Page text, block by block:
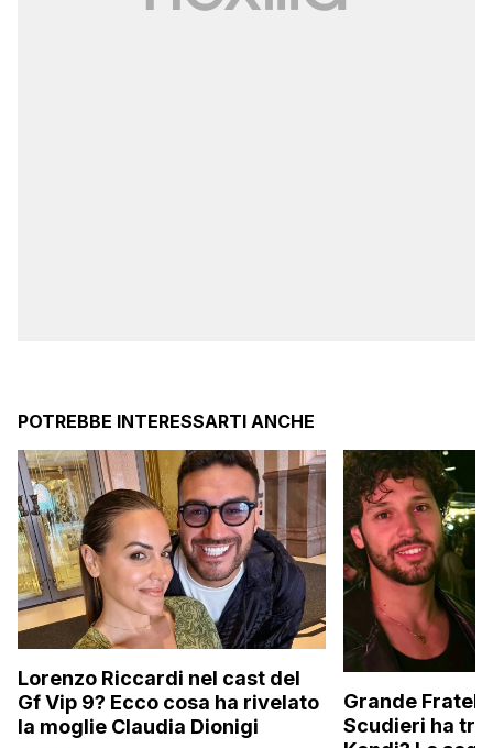
POTREBBE INTERESSARTI ANCHE
Lorenzo Riccardi nel cast del
Gf Vip 9? Ecco cosa ha rivelato
la moglie Claudia Dionigi
Grande
Scudieri ha